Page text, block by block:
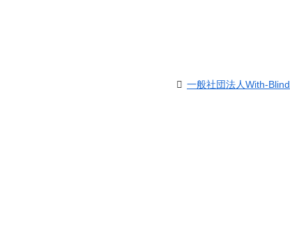
一般社団法人With-Blind